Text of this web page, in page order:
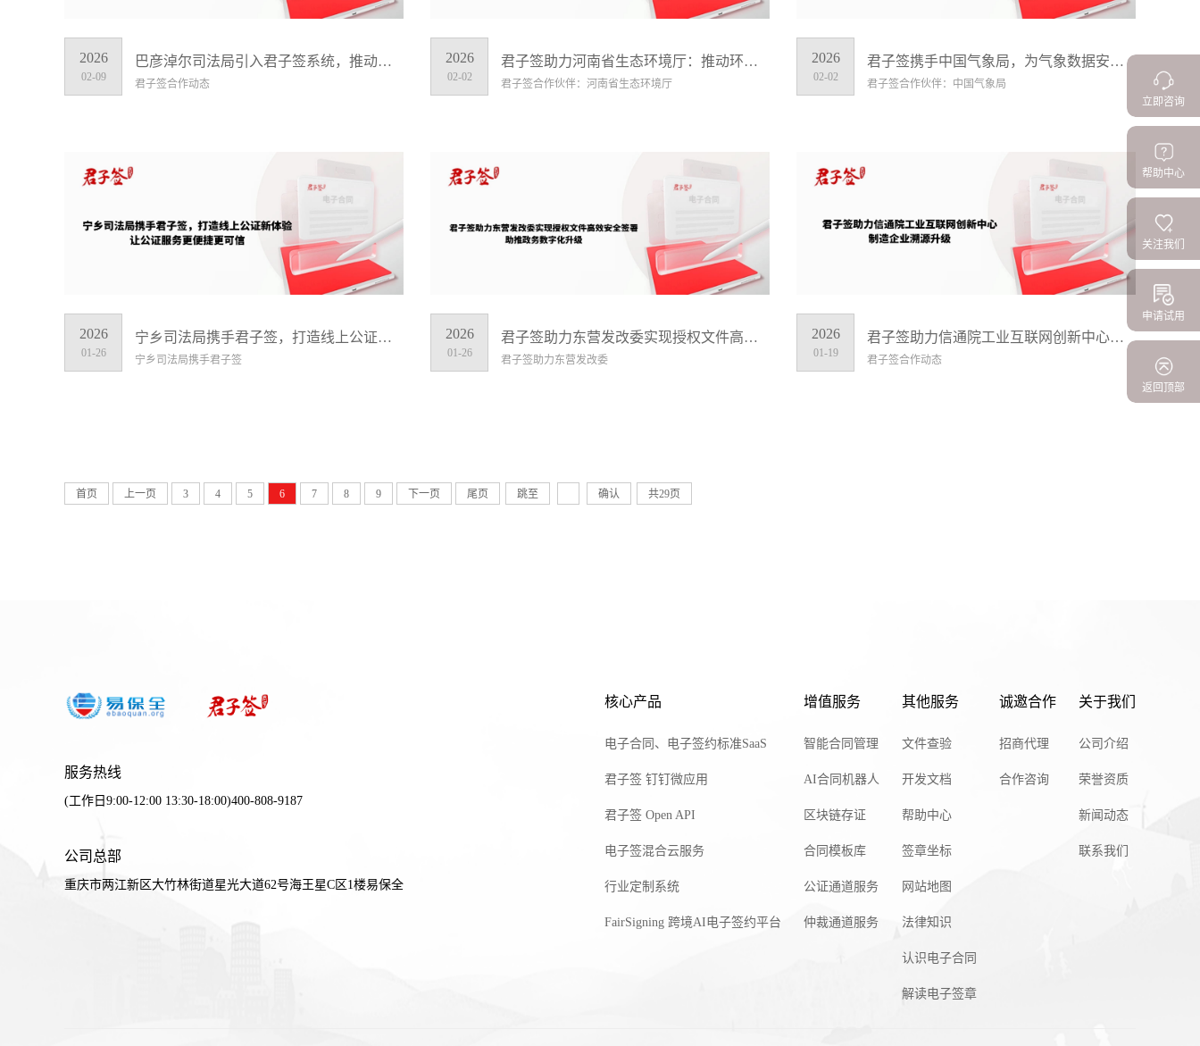
2026
02-09
巴彦淖尔司法局引入君子签系统，推动公证服务数字化升级
君子签合作动态
2026
02-02
君子签助力河南省生态环境厅：推动环境执法全程网办、高效透明
君子签合作伙伴：河南省生态环境厅
2026
02-02
君子签携手中国气象局，为气象数据安全上链，构筑可信数字屏障
君子签合作伙伴：中国气象局
2026
01-26
宁乡司法局携手君子签，打造线上公证新体验，让公证服务更便捷更可信
宁乡司法局携手君子签
2026
01-26
君子签助力东营发改委实现授权文件高效安全签署，助推政务数字化升级
君子签助力东营发改委
2026
01-19
君子签助力信通院工业互联网创新中心制造企业溯源升级
君子签合作动态
首页 上一页 3 4 5 6 7 8 9 下一页 尾页 跳至 确认 共29页
立即咨询
帮助中心
关注我们
申请试用
返回顶部
服务热线
(工作日9:00-12:00 13:30-18:00)400-808-9187
公司总部
重庆市两江新区大竹林街道星光大道62号海王星C区1楼易保全
核心产品
电子合同、电子签约标准SaaS
君子签 钉钉微应用
君子签 Open API
电子签混合云服务
行业定制系统
FairSigning 跨境AI电子签约平台
增值服务
智能合同管理
AI合同机器人
区块链存证
合同模板库
公证通道服务
仲裁通道服务
其他服务
文件查验
开发文档
帮助中心
签章坐标
网站地图
法律知识
认识电子合同
解读电子签章
诚邀合作
招商代理
合作咨询
关于我们
公司介绍
荣誉资质
新闻动态
联系我们